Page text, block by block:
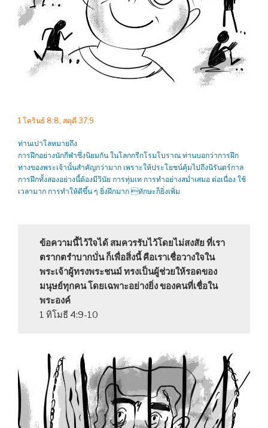
1 โครินธ์ 8:8, สดุดี 37:9
ท่านเปาโลหมายถึง
การฝึกอย่างนักกีฬาซึ่งนิยมกัน ในโลกกรีกโรมโบราณ ท่านบอกว่าการฝึก
ทางของพระเจ้านั้นสำคัญกว่ามาก เพราะให้ประโยชน์คุ้มไปถึงนิรันดร์กาล
การฝึกทั้งสองอย่างนี้ต้องมีวินัย การทุ่มเท การทำอย่างสม่ำเสมอ ต่อเนื่อง ใช้
เวลามาก การทำให้ดีขึ้น ๆ ยิ่งฝึกมาก ทักษะก็ยิ่งเพิ่ม
ข้อความนี้ไว้ใจได้ สมควรรับไว้โดยไม่สงสัย ที่เรา
ตรากตรำบากบั่น ก็เพื่อสิ่งนี้ คือเราเชื่อวางใจใน
พระเจ้าผู้ทรงพระชนม์ ทรงเป็นผู้ช่วยให้รอดของ
มนุษย์ทุกคน โดยเฉพาะอย่างยิ่ง ของคนที่เชื่อใน
พระองค์
1 ทิโมธี 4:9-10